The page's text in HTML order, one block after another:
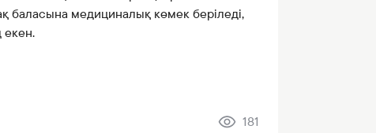
баласына медициналық көмек беріледі,
екен.
181